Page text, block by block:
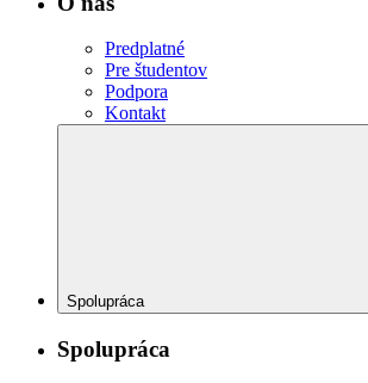
Predplatné
Pre študentov
Podpora
Kontakt
Spolupráca
Spolupráca